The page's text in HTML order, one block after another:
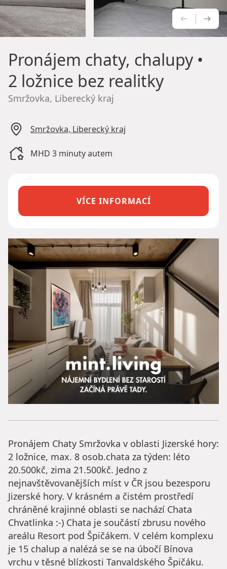
Pronájem chaty, chalupy•
2 ložnice bez realitky
Smržovka, Liberecký kraj
Smržovka, Liberecký kraj
MHD 3 minuty autem
VÍCE INFORMACÍ
Pronájem Chaty Smržovka v oblasti Jizerské hory:
2 ložnice, max. 8 osob.chata za týden: léto
20.500kč, zima 21.500kč. Jedno z
nejnavštěvovanějších míst v ČR jsou bezesporu
Jizerské hory. V krásném a čistém prostředí
chráněné krajinné oblasti se nachází Chata
Chvatlinka :-) Chata je součástí zbrusu nového
areálu Resort pod Špičákem. V celém komplexu
je 15 chalup a nalézá se se na úbočí Bínova
vrchu v těsné blízkosti Tanvaldského Špičáku.